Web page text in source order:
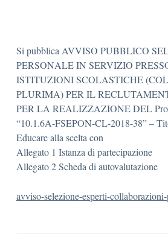
Si pubblica AVVISO PUBBLICO
PERSONALE IN SERVIZIO
ISTITUZIONI SCOLASTICHE
PLURIMA) PER IL
PER LA REALIZZAZIONE DEL
“10.1.6A-FSEPON-CL-2018-38” –
Educare alla scelta con
Allegato 1 Istanza di partecipazione
Allegato 2 Scheda di autovalutazione
avviso-selezione-esperti-